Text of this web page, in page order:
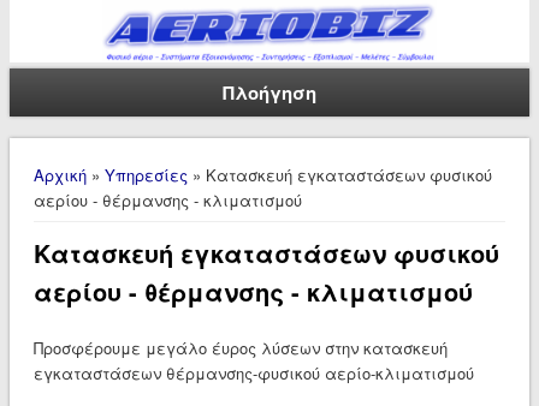
Πλοήγηση
Είστε εδώ
Αρχική» Υπηρεσίες » Κατασκευή εγκαταστάσεων φυσικού
αερίου - θέρμανσης - κλιματισμού
Κατασκευή εγκαταστάσεων φυσικού
αερίου - θέρμανσης - κλιματισμού
Προσφέρουμε μεγάλο έυρος λύσεων στην κατασκευή
εγκαταστάσεων θέρμανσης-φυσικού αερίο-κλιματισμού